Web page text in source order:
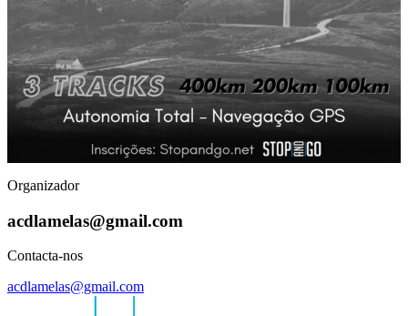
Organizador
acdlamelas@gmail.com
Contacta-nos
acdlamelas@gmail.com